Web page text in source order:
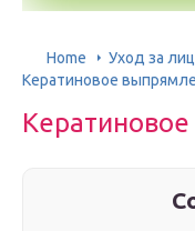
Home
Уход за
Кератиновое